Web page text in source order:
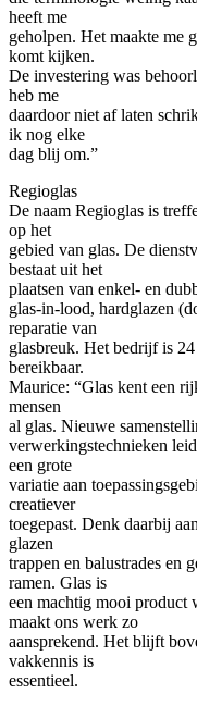
heeft me
geholpen. Het maakte me
komt kijken.
De investering was
heb me
daardoor niet af laten
ik nog elke
dag blij om.”
Regioglas
De naam Regioglas is
op het
gebied van glas. De
bestaat uit het
plaatsen van enkel- en
glas-in-lood, hardglazen
reparatie van
glasbreuk. Het bedrijf is
bereikbaar.
Maurice: “Glas kent een
mensen
al glas. Nieuwe
verwerkingstechnieken
een grote
variatie aan
creatiever
toegepast. Denk daarbij
glazen
trappen en balustrades en
ramen. Glas is
een machtig mooi product
maakt ons werk zo
aansprekend. Het blijft
vakkennis is
essentieel.